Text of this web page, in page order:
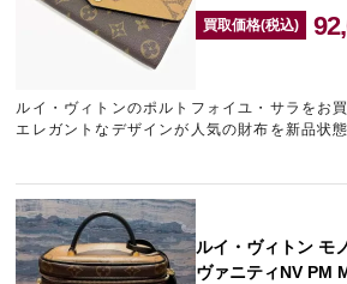
買取価格(税込)
ルイ・ヴィトンのポルトフォイユ・サラをお
エレガントなデザインが人気の財布を新品状
ルイ・ヴィトン モ
ヴァニティNV PM